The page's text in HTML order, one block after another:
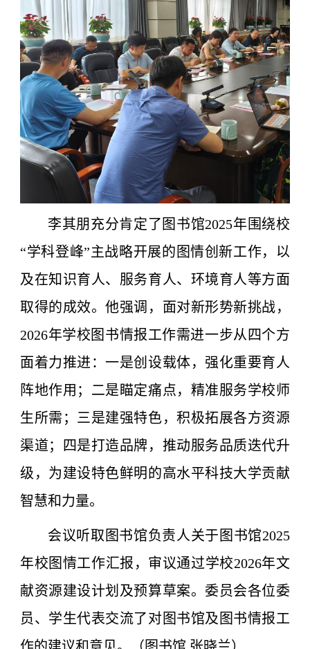
李其朋充分肯定了图书馆2025年围绕校
“学科登峰”主战略开展的图情创新工作，以
及在知识育人、服务育人、环境育人等方面
取得的成效。他强调，面对新形势新挑战，
2026年学校图书情报工作需进一步从四个方
面着力推进：一是创设载体，强化重要育人
阵地作用；二是瞄定痛点，精准服务学校师
生所需；三是建强特色，积极拓展各方资源
渠道；四是打造品牌，推动服务品质迭代升
级，为建设特色鲜明的高水平科技大学贡献
智慧和力量。
会议听取图书馆负责人关于图书馆2025
年校图情工作汇报，审议通过学校2026年文
献资源建设计划及预算草案。委员会各位委
员、学生代表交流了对图书馆及图书情报工